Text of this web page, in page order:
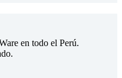
en todo el Perú.